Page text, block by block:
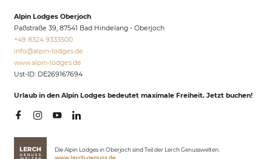
Alpin Lodges Oberjoch
Paßstraße 39, 87541 Bad Hindelang - Oberjoch
+49 8324 9333500
info@alpin-lodges.de
www.alpin-lodges.de
Ust-ID: DE269167694
Urlaub in den Alpin Lodges bedeutet maximale Freiheit. Jetzt buchen!
Die Alpin Lodges in Oberjoch sind Teil der Lerch Genusswelten.
www.lerch-genuss.de